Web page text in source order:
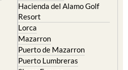
Hacienda del Alamo Golf
Resort
Lorca
Mazarron
Puerto de Mazarron
Puerto Lumbreras